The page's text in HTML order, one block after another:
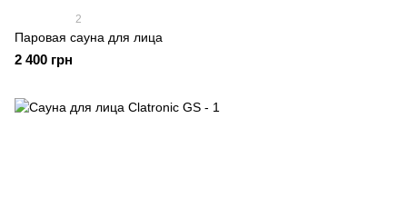
2
Паровая сауна для лица
2 400 грн